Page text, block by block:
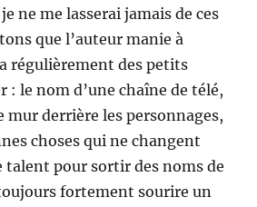
ne me lasserai jamais de ces
que l’auteur manie à
régulièrement des petits
: le nom d’une chaîne de télé,
mur derrière les personnages,
choses qui ne changent
talent pour sortir des noms de
fortement sourire un